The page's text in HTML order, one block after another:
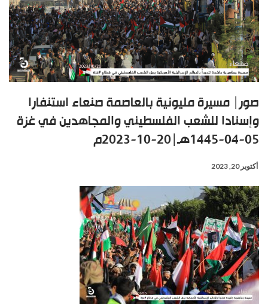
صور| مسيرة مليونية بالعاصمة صنعاء استنفارا
وإسنادا للشعب الفلسطيني والمجاهدين في غزة
05-04-1445هـ|20-10-2023م
أكتوبر 20, 2023